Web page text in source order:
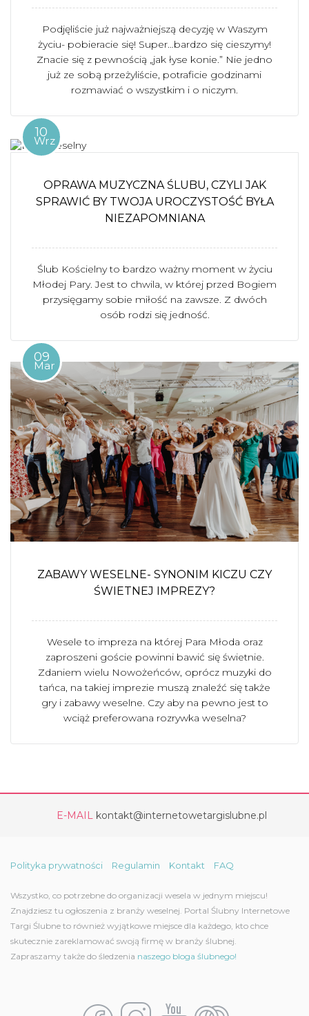
Podjęliście już najważniejszą decyzję w Waszym
życiu- pobieracie się! Super…bardzo się cieszymy!
Znacie się z pewnością „jak łyse konie.” Nie jedno
już ze sobą przeżyliście, potraficie godzinami
rozmawiać o wszystkim i o niczym.
10
Wrz
OPRAWA MUZYCZNA ŚLUBU, CZYLI JAK
SPRAWIĆ BY TWOJA UROCZYSTOŚĆ BYŁA
NIEZAPOMNIANA
Ślub Kościelny to bardzo ważny moment w życiu
Młodej Pary. Jest to chwila, w której przed Bogiem
przysięgamy sobie miłość na zawsze. Z dwóch
osób rodzi się jedność.
09
Mar
ZABAWY WESELNE- SYNONIM KICZU CZY
ŚWIETNEJ IMPREZY?
Wesele to impreza na której Para Młoda oraz
zaproszeni goście powinni bawić się świetnie.
Zdaniem wielu Nowożeńców, oprócz muzyki do
tańca, na takiej imprezie muszą znaleźć się także
gry i zabawy weselne. Czy aby na pewno jest to
wciąż preferowana rozrywka weselna?
E-MAIL kontakt@internetowetargislubne.pl
Polityka prywatności Regulamin Kontakt FAQ
Wszystko, co potrzebne do organizacji wesela w jednym miejscu!
Znajdziesz tu ogłoszenia z branży weselnej. Portal Ślubny Internetowe
Targi Ślubne to również wyjątkowe miejsce dla każdego, kto chce
skutecznie zareklamować swoją firmę w branży ślubnej.
Zapraszamy także do śledzenia naszego bloga ślubnego!